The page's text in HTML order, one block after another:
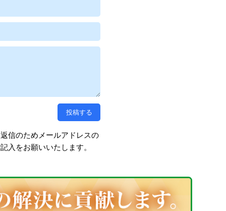
信のためメールアドレスの
入をお願いいたします。